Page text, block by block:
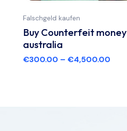
Falschgeld kaufen
Buy Counterfeit money
australia
€300.00 – €4,500.00